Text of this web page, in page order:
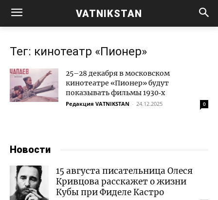
VATNIKSTAN
Тег: кинотеатр «Пионер»
25–28 декабря в московском
кинотеатре «Пионер» будут
показывать фильмы 1930‑х
Редакция VATNIKSTAN - 24.12.2025 0
Новости
15 августа писательница Олеся
Кривцова расскажет о жизни
Кубы при Фиделе Кастро